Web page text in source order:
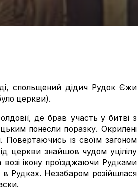
спольщений дідич Рудок Єжи
церкви).
де брав участь у битві з
понесли поразку. Окрилені
із своїм загоном
церкви знайшов чудом уцілілу
возі ікону проїзджаючи Рудками
Рудках. Незабаром розійшлася